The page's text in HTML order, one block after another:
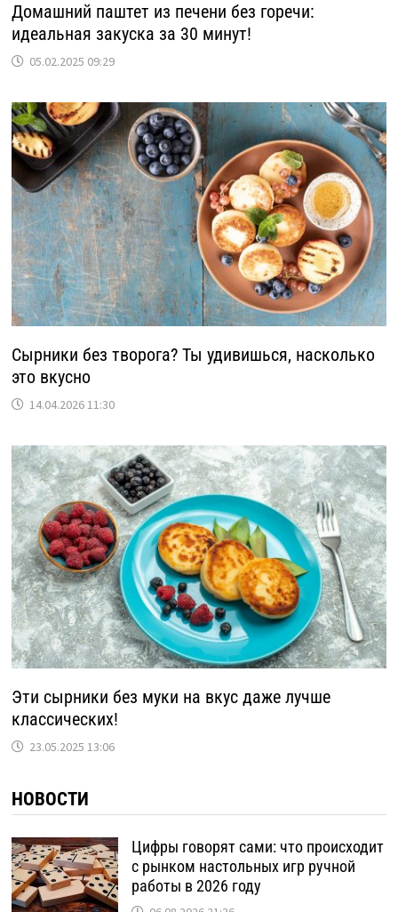
Домашний паштет из печени без горечи:
идеальная закуска за 30 минут!
05.02.2025 09:29
Сырники без творога? Ты удивишься, насколько
это вкусно
14.04.2026 11:30
Эти сырники без муки на вкус даже лучше
классических!
23.05.2025 13:06
НОВОСТИ
Цифры говорят сами: что происходит
с рынком настольных игр ручной
работы в 2026 году